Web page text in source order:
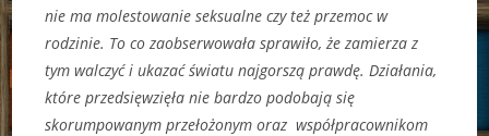
nie ma molestowanie seksualne czy też przemoc w
rodzinie. To co zaobserwowała sprawiło, że zamierza z
tym walczyć i ukazać światu najgorszą prawdę. Działania,
które przedsięwzięła nie bardzo podobają się
skorumpowanym przełożonym oraz współpracownikom